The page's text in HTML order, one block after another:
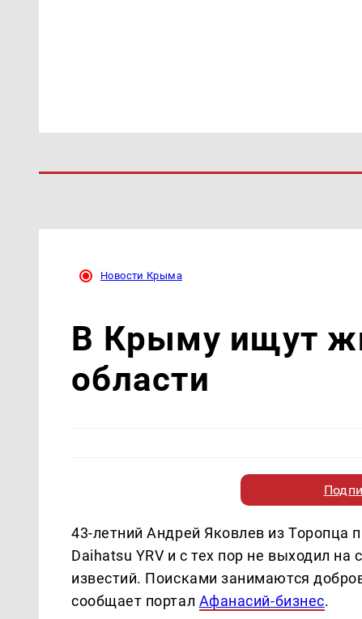
Новости Крыма
В Крыму ищут
области
43-летний Андрей Яковлев из Торопца
Daihatsu YRV и с тех пор не выходил
известий. Поисками занимаются
сообщает портал Афанасий-бизнес.